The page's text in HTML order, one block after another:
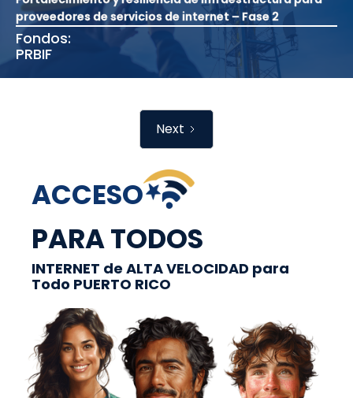
proveedores de servicios de internet – Fase 2
Fondos:
PRBIF
Next
ACCESO
PARA TODOS
INTERNET de ALTA VELOCIDAD para
Todo PUERTO RICO